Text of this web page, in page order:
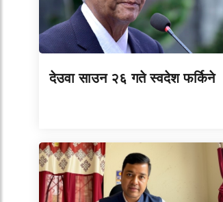
देउवा साउन २६ गते स्वदेश फर्किने